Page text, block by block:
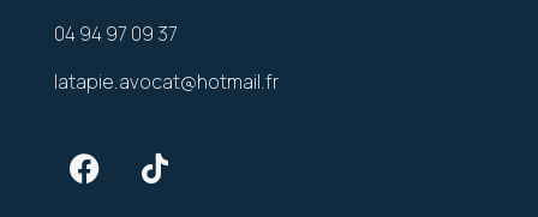
04 94 97 09 37
latapie.avocat@hotmail.fr